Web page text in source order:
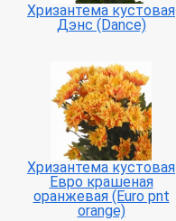
Хризантема кустовая
Дэнс (Dance)
Хризантема кустовая
Евро крашеная
оранжевая (Euro pnt
orange)